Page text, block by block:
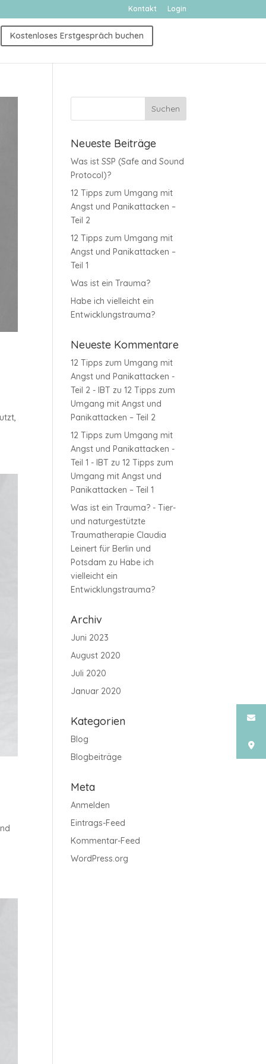
Kontakt Login
Kostenloses Erstgespräch buchen
Neueste Beiträge
Was ist SSP (Safe and Sound
Protocol)?
12 Tipps zum Umgang mit
Angst und Panikattacken –
Teil 2
12 Tipps zum Umgang mit
Angst und Panikattacken –
Teil 1
Was ist ein Trauma?
Habe ich vielleicht ein
Entwicklungstrauma?
Neueste Kommentare
12 Tipps zum Umgang mit
Angst und Panikattacken -
Teil 2 - IBT zu12 Tipps zum
Umgang mit Angst und
Panikattacken – Teil 2
12 Tipps zum Umgang mit
Angst und Panikattacken -
Teil 1 - IBT zu12 Tipps zum
Umgang mit Angst und
Panikattacken – Teil 1
Was ist ein Trauma? - Tier-
und naturgestützte
Traumatherapie Claudia
Leinert für Berlin und
Potsdam zuHabe ich
vielleicht ein
Entwicklungstrauma?
Archiv
Juni 2023
August 2020
Juli 2020
Januar 2020
Kategorien
Blog
Blogbeiträge
Meta
Anmelden
Eintrags-Feed
Kommentar-Feed
WordPress.org